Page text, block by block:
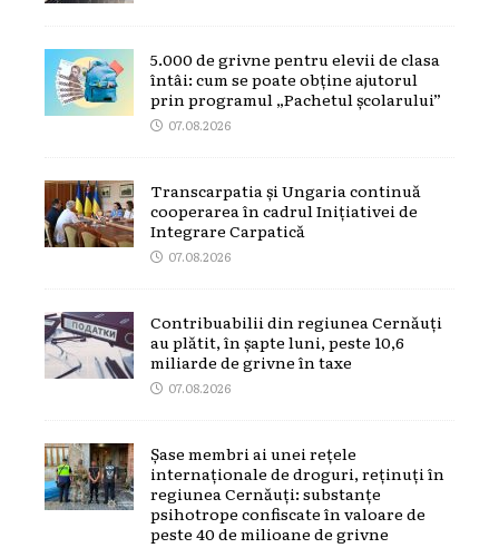
5.000 de grivne pentru elevii de clasa
întâi: cum se poate obține ajutorul
prin programul „Pachetul școlarului”
07.08.2026
Transcarpatia și Ungaria continuă
cooperarea în cadrul Inițiativei de
Integrare Carpatică
07.08.2026
Contribuabilii din regiunea Cernăuți
au plătit, în șapte luni, peste 10,6
miliarde de grivne în taxe
07.08.2026
Șase membri ai unei rețele
internaționale de droguri, reținuți în
regiunea Cernăuți: substanțe
psihotrope confiscate în valoare de
peste 40 de milioane de grivne